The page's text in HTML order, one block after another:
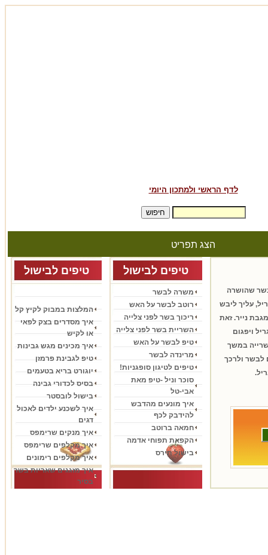
לדף הראשי ולמתכון היומי
הצג תפריט
שהושרה
עליך ליבש
נייר. זאת
ויפגום
במשך
לבשר ולרכך
טיפים לבישול
משרה לבשר
רוטב לבשר על האש
ריכוך בשר לפני צלייה
השריית בשר לפני צלייה
טיפ לבשר על האש
מרינדה לבשר
טיפים לטיגון סופגניות!
סוכר וניל -טיפ מאת
אבי-טל
איך מונעים מהדבש
להידבק לכף
חמאה ברוטב
הקפאת תפוחי אדמה
בישול תירס
טיפים לבישול
המלצות במבוק לקיץ קל
איך מסדרים בצק לפאי
או לקיש
איך מכינים מגש גבינות
טיפ לגבינת פרמזן
יוגורט בריא בטעמים
בסיס לכדורי גבינה
בישול לובסטר
איך לשכנע ילדים לאכול
דגים
איך מנקים שרימפס
איך מקלפים שרימפס
איך מקלפים רימונים
איך מזגגים שאריות בשר
בסיר